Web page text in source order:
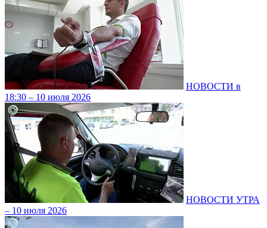
НОВОСТИ в
18:30 – 10 июля 2026
НОВОСТИ УТРА
– 10 июля 2026